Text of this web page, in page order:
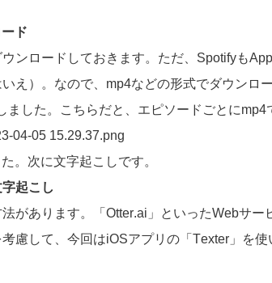
ド
ンロードしておきます。ただ、Spotifyも
え）。なので、mp4などの形式でダウンロ
ました。こちらだと、エピソードごとにmp4
。次に文字起こしです。
起こし
があります。「 Otter.ai 」といったWebサー
慮して、今回はiOSアプリの「 Texter 」を使